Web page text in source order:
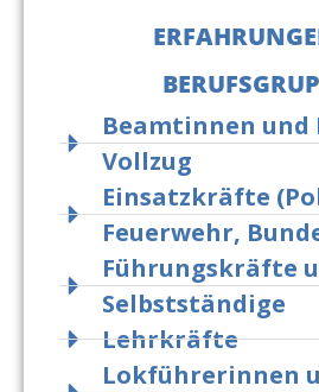
Beamtinnen und
Vollzug
Einsatzkräfte
Feuerwehr,
Führungskräfte
Selbstständige
Lehrkräfte
Lokführerinnen